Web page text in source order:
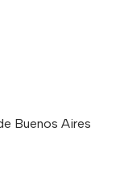
Buenos Aires